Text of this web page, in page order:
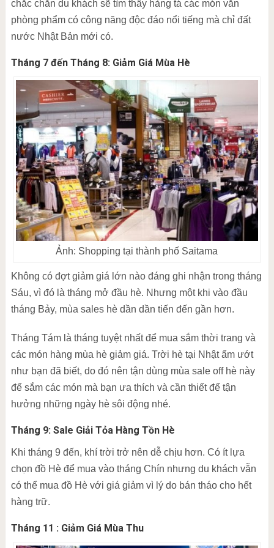
chắc chắn du khách sẽ tìm thấy hàng tá các món văn
phòng phẩm có công năng độc đáo nổi tiếng mà chỉ đất
nước Nhật Bản mới có.
Tháng 7 đến Tháng 8: Giảm Giá Mùa Hè
Ảnh: Shopping tại thành phố Saitama
Không có đợt giảm giá lớn nào đáng ghi nhận trong tháng
Sáu, vì đó là tháng mở đầu hè. Nhưng một khi vào đầu
tháng Bảy, mùa sales hè dần dần tiến đến gần hơn.
Tháng Tám là tháng tuyệt nhất để mua sắm thời trang và
các món hàng mùa hè giảm giá. Trời hè tại Nhật ẩm ướt
như bạn đã biết, do đó nên tận dùng mùa sale off hè này
để sắm các món mà bạn ưa thích và cần thiết để tận
hưởng những ngày hè sôi động nhé.
Tháng 9: Sale Giải Tỏa Hàng Tồn Hè
Khi tháng 9 đến, khí trời trở nên dễ chịu hơn. Có ít lựa
chọn đồ Hè để mua vào tháng Chín nhưng du khách vẫn
có thể mua đồ Hè với giá giảm vì lý do bán tháo cho hết
hàng trữ.
Tháng 11 : Giảm Giá Mùa Thu